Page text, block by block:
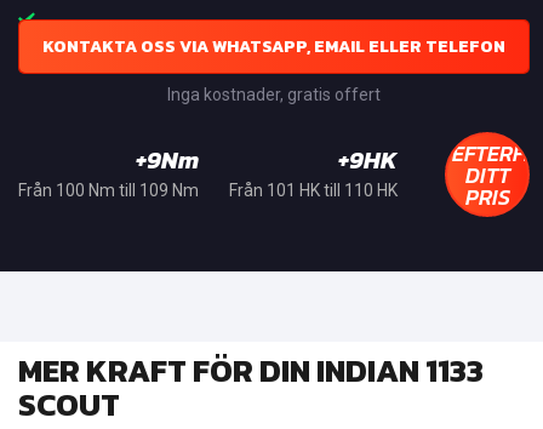
KONTAKTA OSS VIA WHATSAPP, EMAIL ELLER TELEFON
Inga kostnader, gratis offert
+9Nm
Från 100 Nm till 109 Nm
+9HK
Från 101 HK till 110 HK DITT
PRIS
MER KRAFT FÖR DIN INDIAN 1133
SCOUT